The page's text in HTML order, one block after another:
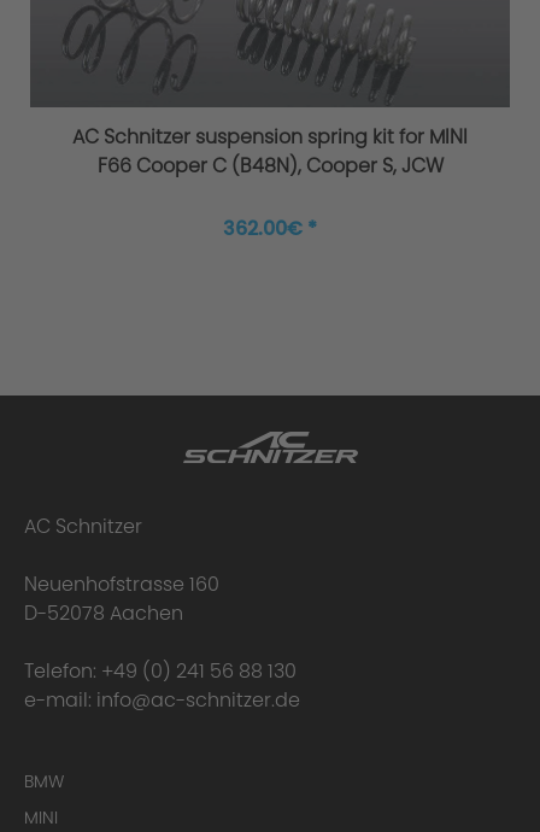
Production
AC Schnitzer suspension spring kit for MINI
F66 Cooper C (B48N), Cooper S, JCW
362.00€ *
AC Schnitzer
Neuenhofstrasse 160
D-52078 Aachen
Telefon: +49 (0) 241 56 88 130
e-mail: info@ac-schnitzer.de
BMW
MINI